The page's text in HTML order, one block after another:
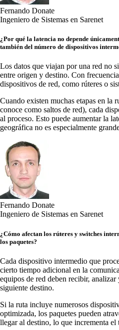
Fernando Donate
Ingeniero de Sistemas en Sarenet
¿Por qué la latencia no depende
también del número de dispositivos
Los datos que viajan por una red no
entre origen y destino. Con
dispositivos de red, como rúteres o
Cuando existen muchas etapas en la
conoce como saltos de red), cada
al proceso. Esto puede aumentar la
geográfica no es especialmente
Fernando Donate
Ingeniero de Sistemas en Sarenet
¿Cómo afectan los rúteres y switches
los paquetes?
Cada dispositivo intermedio que
cierto tiempo adicional en la
equipos de red deben recibir,
siguiente destino.
Si la ruta incluye numerosos
optimizada, los paquetes pueden
llegar al destino, lo que incrementa el